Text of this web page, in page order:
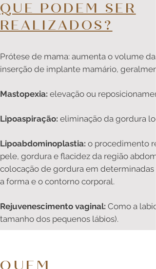
QUE PODEM SER
REALIZADOS?
Prótese de mama: aumenta o volume
inserção de implante mamário,
Mastopexia: elevação ou
Lipoaspiração: eliminação da gordura
Lipoabdominoplastia: o procedimento
pele, gordura e flacidez da região
colocação de gordura em
a forma e o contorno corporal.
Rejuvenescimento vaginal: Como a
tamanho dos pequenos lábios).